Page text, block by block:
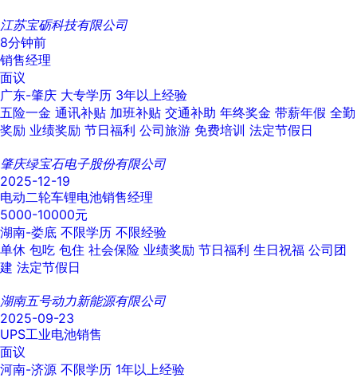
江苏宝砺科技有限公司
8分钟前
销售经理
面议
广东-肇庆 大专学历 3年以上经验
五险一金 通讯补贴 加班补贴 交通补助 年终奖金 带薪年假 全勤
奖励 业绩奖励 节日福利 公司旅游 免费培训 法定节假日
肇庆绿宝石电子股份有限公司
2025-12-19
电动二轮车锂电池销售经理
5000-10000元
湖南-娄底 不限学历 不限经验
单休 包吃 包住 社会保险 业绩奖励 节日福利 生日祝福 公司团
建 法定节假日
湖南五号动力新能源有限公司
2025-09-23
UPS工业电池销售
面议
河南-济源 不限学历 1年以上经验